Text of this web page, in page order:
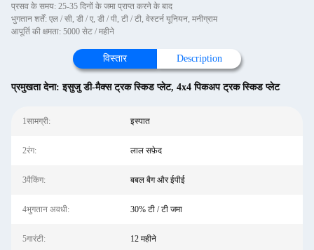
प्रसव के समय: 25-35 दिनों के जमा प्राप्त करने के बाद
भुगतान शर्तें: एल / सी, डी / ए, डी / पी, टी / टी, वेस्टर्न यूनियन, मनीग्राम
आपूर्ति की क्षमता: 5000 सेट / महीने
विस्तार Description
प्रमुखता देना:इसुजु डी-मैक्स ट्रक स्किड प्लेट, 4x4 पिकअप ट्रक स्किड प्लेट
1सामग्री: इस्पात
2रंग: लाल सफ़ेद
3पैकिंग: बबल बैग और ईपीई
4भुगतान अवधी: 30% टी / टी जमा
5गारंटी: 12 महीने